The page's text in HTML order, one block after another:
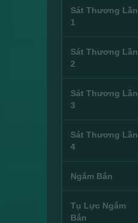
Sát Thương Lần
1
Sát Thương Lần
2
Sát Thương Lần
3
Sát Thương Lần
4
Ngắm Bắn
Tụ Lực Ngắm
Bắn